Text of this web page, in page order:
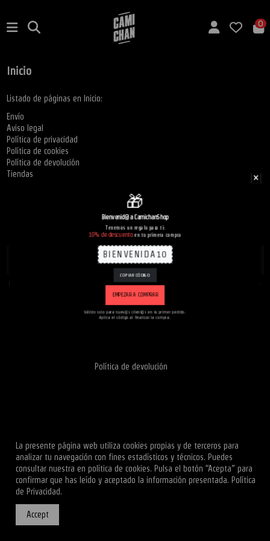
0
Inicio
Listado de páginas en Inicio:
Envío
Aviso legal
Política de privacidad
Política de cookies
Política de devolución
Tiendas
¡Suscribete a Camichan!
Puede darse de baja en cualquier momento. Para ello, consulte nuestra información de
contacto en el aviso legal.
Política de devolución
🎁
Bienvenid@ a CamichanShop
Tenemos un regalo para ti:
10% de descuentoen tu primera compra
BIENVENIDA10
COPIAR CÓDIGO
EMPEZAR A COMPRAR
Válido solo para nuev@s client@s en tu primer pedido.
Aplica el código al finalizar la compra.
La presente página web utiliza cookies propias y de terceros para
analizar tu navegación con fines estadísticos y técnicos. Puedes
consultar nuestra en política de cookies. Pulsa el botón “Acepta” para
confirmar que has leído y aceptado la información presentada. Política
de Privacidad.
Accept